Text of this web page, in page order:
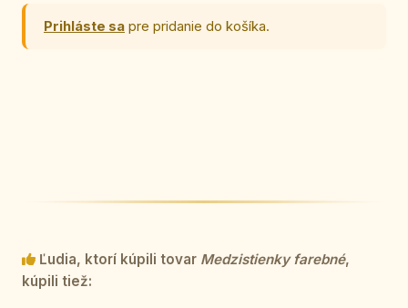
Prihláste sa pre pridanie do košíka.
Ľudia, ktorí kúpili tovar Medzistienky farebné,
kúpili tiež: